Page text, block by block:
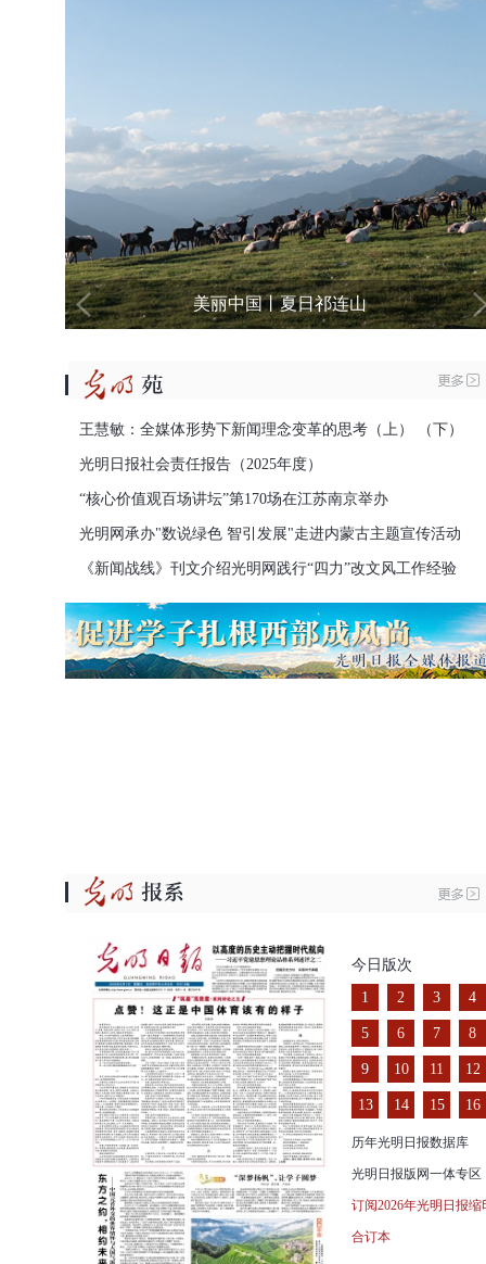
中国－巴西电影展颁奖典礼在里约举行
王慧敏：全媒体形势下新闻理念变革的思考（上） （下）
光明日报社会责任报告（2025年度）
“核心价值观百场讲坛”第170场在江苏南京举办
光明网承办"数说绿色 智引发展"走进内蒙古主题宣传活动
《新闻战线》刊文介绍光明网践行“四力”改文风工作经验
今日版次
1
2 3 4
5 6 7 8
9 10 11 12
13 14 15 16
历年光明日报数据库
光明日报版网一体专区
订阅2026年光明日报缩
合订本